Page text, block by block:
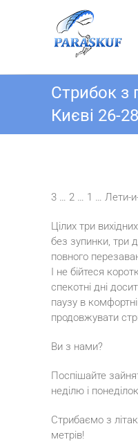
Стрибок з
Києві 26-
3 … 2 … 1 … Лети-
Цілих три
без зупинки, три
повного
І не бійтеся
спекотні дні
паузу в
продовжувати
Ви з нами?
Поспішайте
неділю і
Стрибаємо з
метрів!